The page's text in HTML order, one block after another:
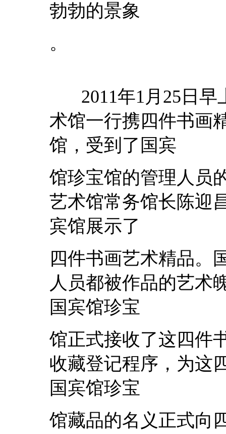
勃勃的景象
。
2011年1月25日早
术馆一行携四件书画
馆，受到了国宾
馆珍宝馆的管理人员
艺术馆常务馆长陈迎
宾馆展示了
四件书画艺术精品。
人员都被作品的艺术
国宾馆珍宝
馆正式接收了这四件
收藏登记程序，为这
国宾馆珍宝
馆藏品的名义正式向